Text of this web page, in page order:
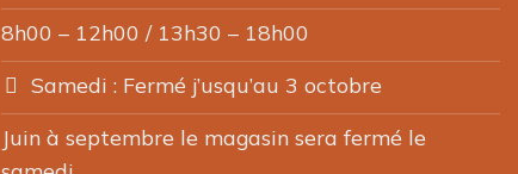
8h00 – 12h00 / 13h30 – 18h00
Samedi : Fermé j’usqu’au 3 octobre
Juin à septembre le magasin sera fermé le